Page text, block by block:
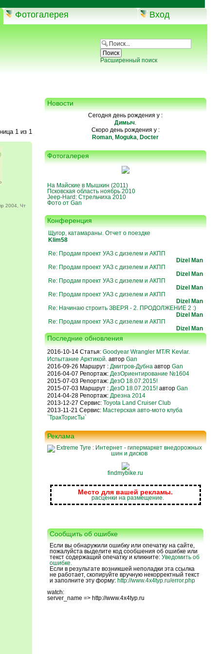
Фотогалерея Вход
Расширенный поиск
1из 1
2004, Чт
Новости
Сегодня день рождения у :
Димыч.
Скоро день рождения у :
Roman, Moguka, Docter
Фотогалерея
На Майские в Мышкин (2011)
Псковская область ноябрь 2010
Jeep-Hard: Стрельчиха 2010
Фото от Gan
Конференция
Щугор, катамараны. Отчет о поездке
Klim58
Re: Продам проект УАЗ с дизелем и АКПП
Dizel Man
Re: Продам проект УАЗ с дизелем и АКПП
Dizel Man
Re: Продам проект УАЗ с дизелем и АКПП
Dizel Man
Re: Продам проект УАЗ с дизелем и АКПП
Dizel Man
Re: Начинаю строить ЗВЕРЯ - 2. ПРОДОЛЖЕНИЕ 2 :)
Dizel Man
Re: Продам проект УАЗ с дизелем и АКПП
Dizel Man
Последние обновления
2016-10-14 Статья: Goodyear Wrangler MT/R Kevlar.
Испытание Арктикой.автор Gan
2016-09-26 Маршрут : Дмитров-Дубнаавтор Gan
2016-04-07 Репортаж: ДезОриентирование №1604
2015-07-03 Репортаж: ДезО 18.07.2015!
2015-07-03 Маршрут : ДезО 18.07.2015! автор Gan
2014-04-28 Репортаж: Дрезна 2014
2013-12-27 Сервис: Toyota Land Cruiser Club
2013-11-21 Сервис: Мастерская авто-мото клуба
`ТракТорисТы`
Реклама
findmybike.ru
Место для вашей рекламы.
расценки на размещение.
Сообщить об ошибке
Если вы обнаружили ошибку или опечатку на сайте,
пожалуйста выделите код сообшения об ошибке или
текст содержащий опечатку и кликните: Уведомить об
ошибке.
Если в результате возникшей неполадки эта ссылка
не работает, скопируйте вручную некорректный текст
и заполните эту форму: http://www.4x4typ.ru/error.php
watch:
server_name => http://www.4x4typ.ru